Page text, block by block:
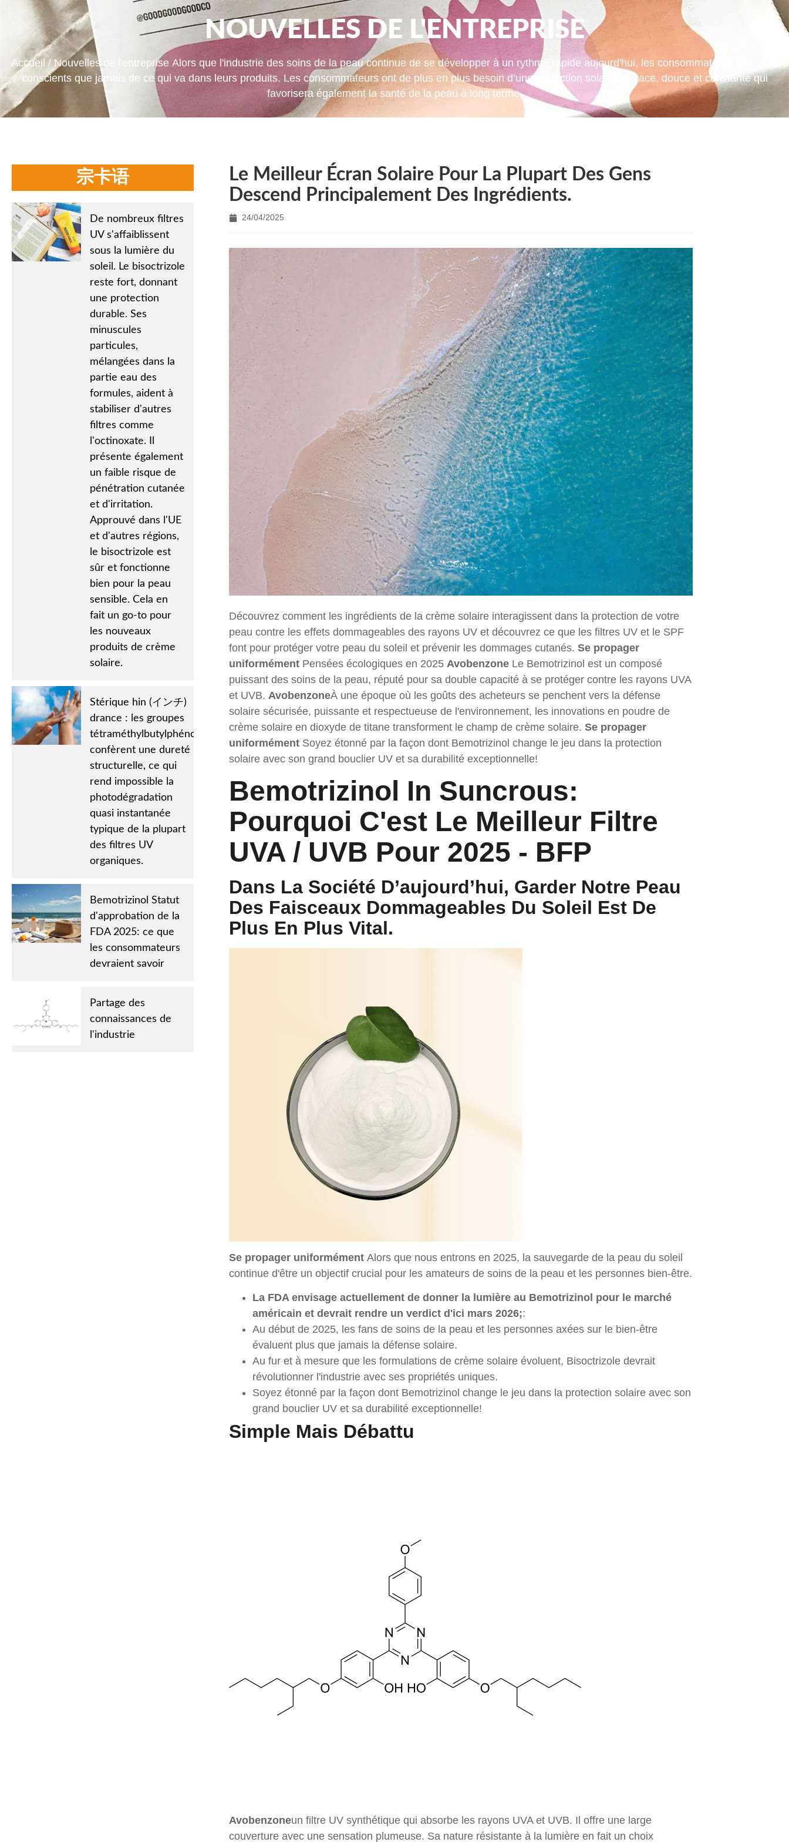
NOUVELLES DE L'ENTREPRISE
Accueil /Nouvelles de l'entreprise Alors que l'industrie des soins de la peau continue de se développer à un rythme rapide aujourd'hui, les consommateurs sont plus
conscients que jamais de ce qui va dans leurs produits. Les consommateurs ont de plus en plus besoin d’une protection solaire efficace, douce et constante qui
favorisera également la santé de la peau à long terme.
宗卡语
De nombreux filtres
UV s'affaiblissent
sous la lumière du
soleil. Le bisoctrizole
reste fort, donnant
une protection
durable. Ses
minuscules
particules,
mélangées dans la
partie eau des
formules, aident à
stabiliser d'autres
filtres comme
l'octinoxate. Il
présente également
un faible risque de
pénétration cutanée
et d'irritation.
Approuvé dans l'UE
et d'autres régions,
le bisoctrizole est
sûr et fonctionne
bien pour la peau
sensible. Cela en
fait un go-to pour
les nouveaux
produits de crème
solaire.
Stérique hin (インチ)
drance : les groupes
tétraméthylbutylphénol
confèrent une dureté
structurelle, ce qui
rend impossible la
photodégradation
quasi instantanée
typique de la plupart
des filtres UV
organiques.
Bemotrizinol Statut
d'approbation de la
FDA 2025: ce que
les consommateurs
devraient savoir
Partage des
connaissances de
l'industrie
Le Meilleur Écran Solaire Pour La Plupart Des Gens
Descend Principalement Des Ingrédients.
24/04/2025
Découvrez comment les ingrédients de la crème solaire interagissent dans la protection de votre
peau contre les effets dommageables des rayons UV et découvrez ce que les filtres UV et le SPF
font pour protéger votre peau du soleil et prévenir les dommages cutanés. Se propager
uniformément Pensées écologiques en 2025 Avobenzone Le Bemotrizinol est un composé
puissant des soins de la peau, réputé pour sa double capacité à se protéger contre les rayons UVA
et UVB. AvobenzoneÀ une époque où les goûts des acheteurs se penchent vers la défense
solaire sécurisée, puissante et respectueuse de l'environnement, les innovations en poudre de
crème solaire en dioxyde de titane transforment le champ de crème solaire. Se propager
uniformément Soyez étonné par la façon dont Bemotrizinol change le jeu dans la protection
solaire avec son grand bouclier UV et sa durabilité exceptionnelle!
Bemotrizinol In Suncrous:
Pourquoi C'est Le Meilleur Filtre
UVA / UVB Pour 2025 - BFP
Dans La Société D’aujourd’hui, Garder Notre Peau
Des Faisceaux Dommageables Du Soleil Est De
Plus En Plus Vital.
Se propager uniformément Alors que nous entrons en 2025, la sauvegarde de la peau du soleil
continue d'être un objectif crucial pour les amateurs de soins de la peau et les personnes bien-être.
La FDA envisage actuellement de donner la lumière au Bemotrizinol pour le marché
américain et devrait rendre un verdict d'ici mars 2026;:
Au début de 2025, les fans de soins de la peau et les personnes axées sur le bien-être
évaluent plus que jamais la défense solaire.
Au fur et à mesure que les formulations de crème solaire évoluent, Bisoctrizole devrait
révolutionner l'industrie avec ses propriétés uniques.
Soyez étonné par la façon dont Bemotrizinol change le jeu dans la protection solaire avec son
grand bouclier UV et sa durabilité exceptionnelle!
Simple Mais Débattu
Avobenzoneun filtre UV synthétique qui absorbe les rayons UVA et UVB. Il offre une large
couverture avec une sensation plumeuse. Sa nature résistante à la lumière en fait un choix